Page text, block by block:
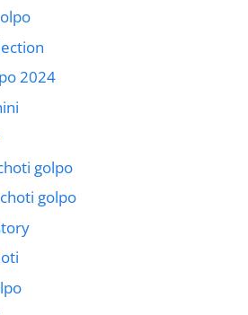
2024
golpo
golpo